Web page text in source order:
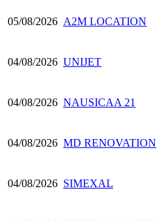
05/08/2026 A2M LOCATION
04/08/2026 UNIJET
04/08/2026 NAUSICAA 21
04/08/2026 MD RENOVATION
04/08/2026 SIMEXAL